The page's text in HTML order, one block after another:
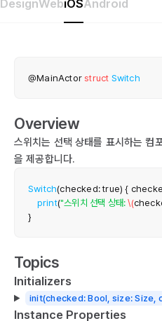
DesignWebiOSAndroid
@MainActor struct Switch
Overview
스위치는 선택 상태를 표시하는 컴
을 제공합니다.
Switch(checked: true) {
print("스위치 선택 상태: \(
}
Topics
Initializers
init(checked: Bool, size: Size,
Instance Properties